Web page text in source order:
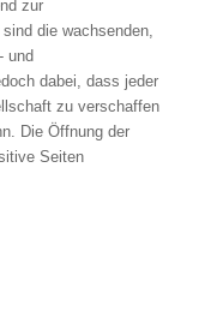
zur
die wachsenden,
und
dabei, dass jeder
zu verschaffen
Die Öffnung der
Seiten